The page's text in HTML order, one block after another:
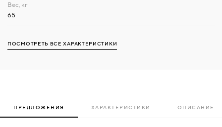
65
ПОСМОТРЕТЬ ВСЕ ХАРАКТЕРИСТИКИ
ПРЕДЛОЖЕНИЯ ХАРАКТЕРИСТИКИ ОПИСАНИЕ